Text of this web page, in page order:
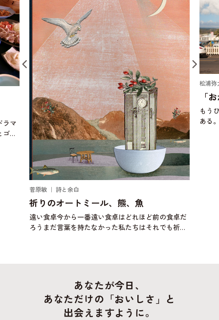
ラマ
キ
菅原敏 ｜ 詩と余白
祈りのオートミール、熊、魚
遠い食卓今から一番遠い食卓はどれほど前の食卓だ
ろうまだ言葉を持たなかった私たちはそれでも祈り
松浦弥
「
もう
ある
あなたが今日、
あなただけの「おいしさ」と
出会えますように。